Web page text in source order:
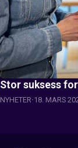
Stor suksess
NYHETER 18. MARS